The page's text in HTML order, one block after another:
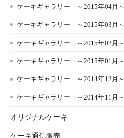
ケーキギャラリー ～2015年04月～
ケーキギャラリー ～2015年03月～
ケーキギャラリー ～2015年02月～
ケーキギャラリー ～2015年01月～
ケーキギャラリー ～2014年12月～
ケーキギャラリー ～2014年11月～
オリジナルケーキ
ケーキ通信販売